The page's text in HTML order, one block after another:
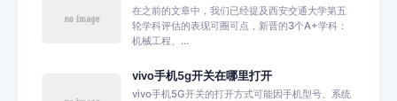
在之前的文章中，我们已经提及西安交通大学第五
轮学科评估的表现可圈可点，新晋的3个A+学科：
机械工程、...
vivo手机5g开关在哪里打开
vivo手机5G开关的打开方式可能因手机型号、系统